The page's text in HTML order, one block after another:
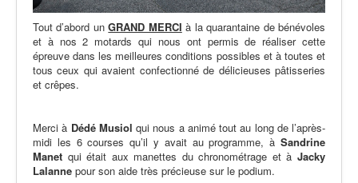
Tout d’abord unGRAND MERCI à la quarantaine de bénévoles
et à nos 2 motards qui nous ont permis de réaliser cette
épreuve dans les meilleures conditions possibles et à toutes et
tous ceux qui avaient confectionné de délicieuses pâtisseries
et crêpes.
Merci à Dédé Musiol qui nous a animé tout au long de l’après-
midi les 6 courses qu’il y avait au programme, à Sandrine
Manet qui était aux manettes du chronométrage et à Jacky
Lalanne pour son aide très précieuse sur le podium.